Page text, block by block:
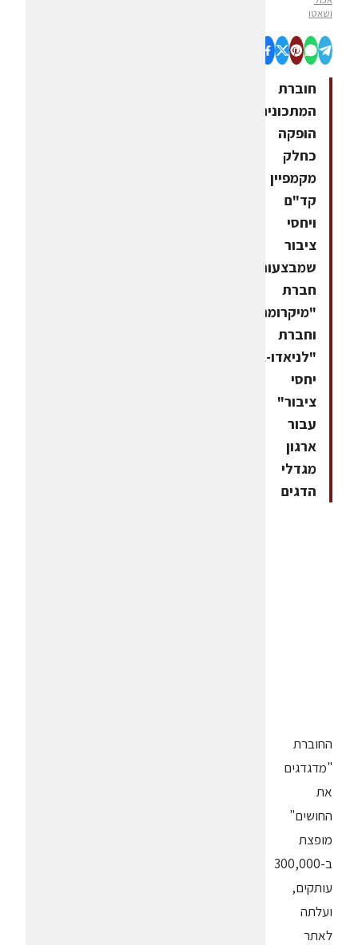
ושאטו
חוברת
המתכונים
הופקה
כחלק
מקמפיין
קד"ם
ויחסי
ציבור
שמבצעות
חברת
"מיקרומרקט"
וחברת
"לניאדו-גנאור
יחסי
ציבור"
עבור
ארגון
מגדלי
הדגים
החוברת
"מדגדגים
את
החושים"
מופצת
ב-300,000
עותקים,
ועלתה
לאתר